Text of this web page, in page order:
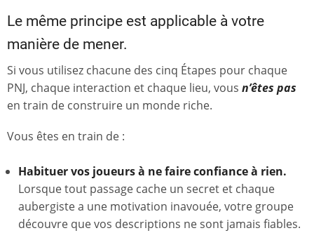
Le même principe est applicable à votre
manière de mener.
Si vous utilisez chacune des cinq Étapes pour chaque
PNJ, chaque interaction et chaque lieu, vous n’êtes pas
en train de construire un monde riche.
Vous êtes en train de :
Habituer vos joueurs à ne faire confiance à rien.
Lorsque tout passage cache un secret et chaque
aubergiste a une motivation inavouée, votre groupe
découvre que vos descriptions ne sont jamais fiables.